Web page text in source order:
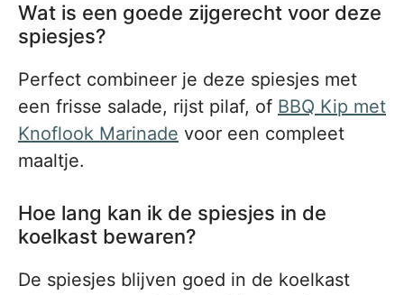
Wat is een goede zijgerecht voor deze
spiesjes?
Perfect combineer je deze spiesjes met
een frisse salade, rijst pilaf, of BBQ Kip met
Knoflook Marinade voor een compleet
maaltje.
Hoe lang kan ik de spiesjes in de
koelkast bewaren?
De spiesjes blijven goed in de koelkast